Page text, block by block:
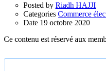
Posted by Riadh HAJJI
Categories Commerce
Date 19 octobre 2020
Ce contenu est réservé aux